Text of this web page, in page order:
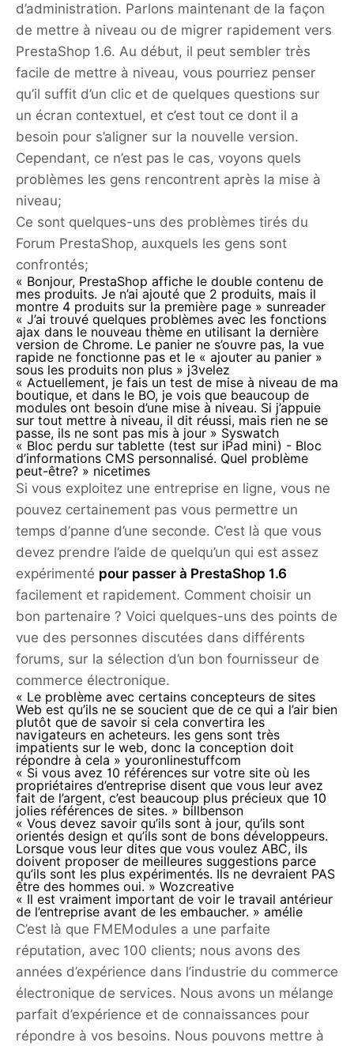
d’administration. Parlons maintenant de la façon
de mettre à niveau ou de migrer rapidement vers
PrestaShop 1.6. Au début, il peut sembler très
facile de mettre à niveau, vous pourriez penser
qu’il suffit d’un clic et de quelques questions sur
un écran contextuel, et c’est tout ce dont il a
besoin pour s’aligner sur la nouvelle version.
Cependant, ce n’est pas le cas, voyons quels
problèmes les gens rencontrent après la mise à
niveau;
Ce sont quelques-uns des problèmes tirés du
Forum PrestaShop, auxquels les gens sont
confrontés;
« Bonjour, PrestaShop affiche le double contenu de
mes produits. Je n’ai ajouté que 2 produits, mais il
montre 4 produits sur la première page » sunreader
« J’ai trouvé quelques problèmes avec les fonctions
ajax dans le nouveau thème en utilisant la dernière
version de Chrome. Le panier ne s’ouvre pas, la vue
rapide ne fonctionne pas et le « ajouter au panier »
sous les produits non plus » j3velez
« Actuellement, je fais un test de mise à niveau de ma
boutique, et dans le BO, je vois que beaucoup de
modules ont besoin d’une mise à niveau. Si j’appuie
sur tout mettre à niveau, il dit réussi, mais rien ne se
passe, ils ne sont pas mis à jour » Syswatch
« Bloc perdu sur tablette (test sur iPad mini) - Bloc
d’informations CMS personnalisé. Quel problème
peut-être? » nicetimes
Si vous exploitez une entreprise en ligne, vous ne
pouvez certainement pas vous permettre un
temps d’panne d’une seconde. C’est là que vous
devez prendre l’aide de quelqu’un qui est assez
expérimenté pour passer à PrestaShop 1.6
facilement et rapidement. Comment choisir un
bon partenaire ? Voici quelques-uns des points de
vue des personnes discutées dans différents
forums, sur la sélection d’un bon fournisseur de
commerce électronique.
« Le problème avec certains concepteurs de sites
Web est qu’ils ne se soucient que de ce qui a l’air bien
plutôt que de savoir si cela convertira les
navigateurs en acheteurs. les gens sont très
impatients sur le web, donc la conception doit
répondre à cela » youronlinestuffcom
« Si vous avez 10 références sur votre site où les
propriétaires d’entreprise disent que vous leur avez
fait de l’argent, c’est beaucoup plus précieux que 10
jolies références de sites. » billbenson
« Vous devez savoir qu’ils sont à jour, qu’ils sont
orientés design et qu’ils sont de bons développeurs.
Lorsque vous leur dites que vous voulez ABC, ils
doivent proposer de meilleures suggestions parce
qu’ils sont les plus expérimentés. Ils ne devraient PAS
être des hommes oui. » Wozcreative
« Il est vraiment important de voir le travail antérieur
de l’entreprise avant de les embaucher. » amélie
C’est là que FMEModules a une parfaite
réputation, avec 100 clients; nous avons des
années d’expérience dans l’industrie du commerce
électronique de services. Nous avons un mélange
parfait d’expérience et de connaissances pour
répondre à vos besoins. Nous pouvons mettre à